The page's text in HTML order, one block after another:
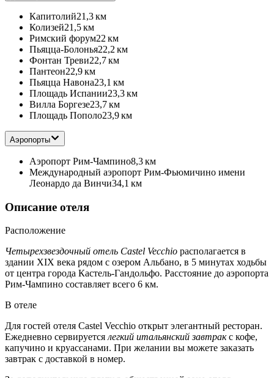
Капитолий21,3 км
Колизей21,5 км
Римский форум22 км
Пьяцца-Болонья22,2 км
Фонтан Треви22,7 км
Пантеон22,9 км
Пьяцца Навона23,1 км
Площадь Испании23,3 км
Вилла Боргезе23,7 км
Площадь Пополо23,9 км
Аэропорты
Аэропорт Рим-Чампино8,3 км
Международный аэропорт Рим-Фьюмичино имени
Леонардо да Винчи34,1 км
Описание отеля
Расположение
Четырехзвездочный отель Castel Vecchio располагается в
здании XIX века рядом с озером Альбано, в 5 минутах ходьбы
от центра города Кастель-Гандольфо. Расстояние до аэропорта
Рим-Чампино составляет всего 6 км.
В отеле
Для гостей отеля Castel Vecchio открыт элегантный ресторан.
Ежедневно сервируется легкий итальянский завтракс кофе,
капучино и круассанами. При желании вы можете заказать
завтрак с доставкой в номер.